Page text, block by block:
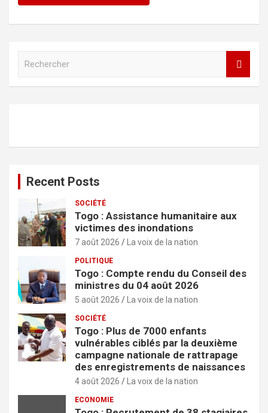
h
Recent Posts
SOCIÉTÉ
Togo : Assistance humanitaire aux
victimes des inondations
7 août 2026 La voix de la nation
POLITIQUE
Togo : Compte rendu du Conseil des
ministres du 04 août 2026
5 août 2026 La voix de la nation
SOCIÉTÉ
Togo : Plus de 7000 enfants
vulnérables ciblés par la deuxième
campagne nationale de rattrapage
des enregistrements de naissances
4 août 2026 La voix de la nation
ECONOMIE